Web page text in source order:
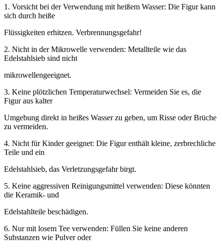
1. Vorsicht bei der Verwendung mit heißem Wasser: Die Figur kann
sich durch heiße
Flüssigkeiten erhitzen. Verbrennungsgefahr!
2. Nicht in der Mikrowelle verwenden: Metallteile wie das
Edelstahlsieb sind nicht
mikrowellengeeignet.
3. Keine plötzlichen Temperaturwechsel: Vermeiden Sie es, die
Figur aus kalter
Umgebung direkt in heißes Wasser zu geben, um Risse oder Brüche
zu vermeiden.
4. Nicht für Kinder geeignet: Die Figur enthält kleine, zerbrechliche
Teile und ein
Edelstahlsieb, das Verletzungsgefahr birgt.
5. Keine aggressiven Reinigungsmittel verwenden: Diese könnten
die Keramik- und
Edelstahlteile beschädigen.
6. Nur mit losem Tee verwenden: Füllen Sie keine anderen
Substanzen wie Pulver oder